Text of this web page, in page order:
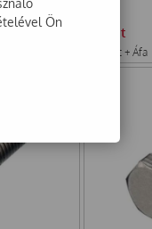
Ft
Ft + Áfa
Ön